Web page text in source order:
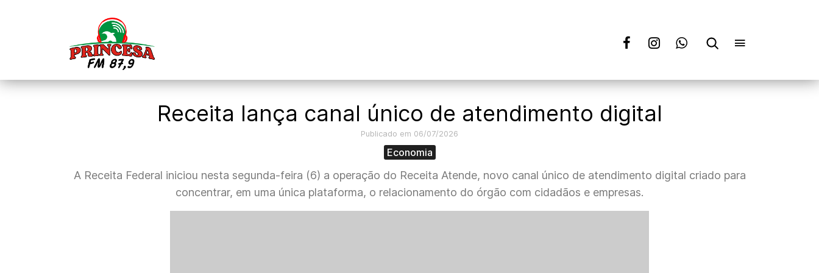
Receita lança canal único de atendimento digital
Publicado em 06/07/2026
Economia
A Receita Federal iniciou nesta segunda-feira (6) a operação do Receita Atende, novo canal único de atendimento digital criado para
concentrar, em uma única plataforma, o relacionamento do órgão com cidadãos e empresas.